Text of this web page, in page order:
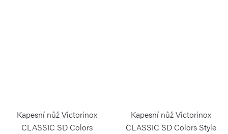
Kapesní nůž Victorinox
CLASSIC SD Colors
Kapesní nůž Victorinox
CLASSIC SD Colors Style